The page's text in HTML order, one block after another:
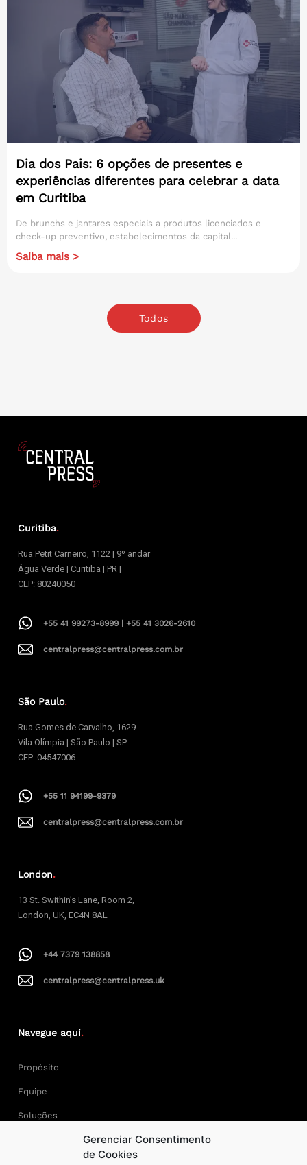
Gerenciar Consentimento
de Cookies
Dia dos Pais: 6 opções de presentes e
experiências diferentes para celebrar a data
em Curitiba
De brunchs e jantares especiais a produtos licenciados e
check-up preventivo, estabelecimentos da capital...
Saiba mais >
Todos
Curitiba.
Rua Petit Carneiro, 1122 | 9º andar
Água Verde | Curitiba | PR |
CEP: 80240050
+55 41 99273-8999 | +55 41 3026-2610
centralpress@centralpress.com.br
São Paulo.
Rua Gomes de Carvalho, 1629
Vila Olímpia | São Paulo | SP
CEP: 04547006
+55 11 94199-9379
centralpress@centralpress.com.br
London.
13 St. Swithin’s Lane, Room 2,
London, UK, EC4N 8AL
+44 7379 138858
centralpress@centralpress.uk
Navegue aqui.
Propósito
Equipe
Soluções